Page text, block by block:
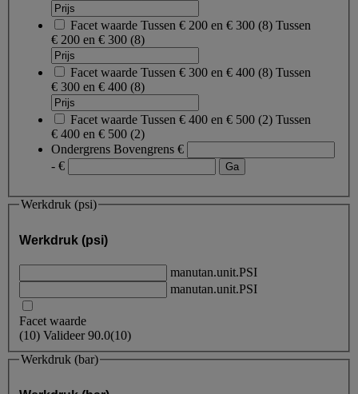
Facet waarde Tussen € 200 en € 300 (8) Tussen
€ 200 en € 300 (8)
Facet waarde Tussen € 300 en € 400 (8) Tussen
€ 300 en € 400 (8)
Facet waarde Tussen € 400 en € 500 (2) Tussen
€ 400 en € 500 (2)
Ondergrens Bovengrens €
- €
Werkdruk (psi)
Werkdruk (psi)
manutan.unit.PSI
manutan.unit.PSI
Facet waarde
(10) Valideer90.0(10)
Werkdruk (bar)